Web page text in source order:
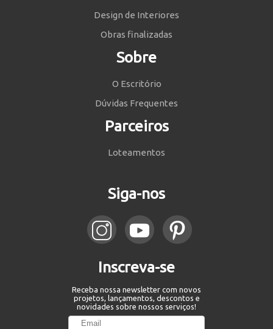
Design de Interiores
Obras finalizadas
Sobre
O Escritório
Dúvidas Frequentes
Parceiros
Loteamentos
Siga-nos
Inscreva-se
Receba nossa newsletter com novos
projetos, lançamentos, descontos e
novidades sobre nossos serviços!